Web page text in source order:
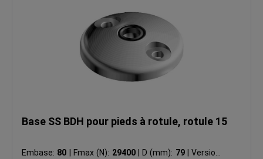
Base SS BDH pour pieds à rotule, rotule 15
Embase: 80 Fmax (N): 29400 D (mm): 79
Version: